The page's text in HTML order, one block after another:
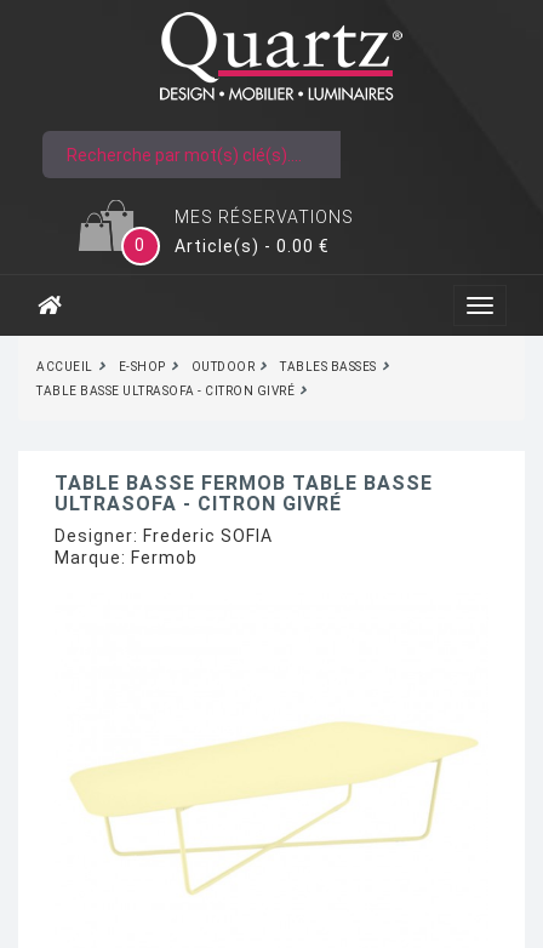
MES RÉSERVATIONS
0
Article(s) - 0.00 €
ACCUEIL E-SHOP OUTDOOR
TABLES BASSES
TABLE BASSE ULTRASOFA - CITRON GIVRÉ
TABLE BASSE FERMOB TABLE BASSE
ULTRASOFA - CITRON GIVRÉ
Designer: Frederic SOFIA
Marque: Fermob